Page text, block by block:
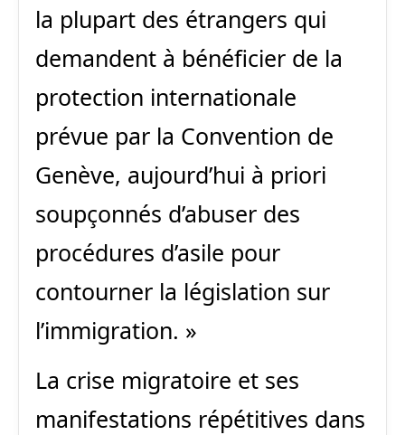
la plupart des étrangers qui
demandent à bénéficier de la
protection internationale
prévue par la Convention de
Genève, aujourd’hui à priori
soupçonnés d’abuser des
procédures d’asile pour
contourner la législation sur
l’immigration. »
La crise migratoire et ses
manifestations répétitives dans